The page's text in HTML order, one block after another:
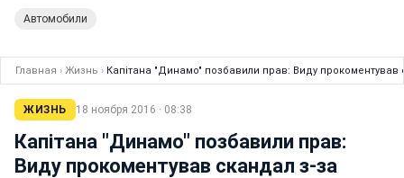
Автомобили
Главная › Жизнь › Капітана "Динамо" позбавили прав: Виду прокоментував
ЖИЗНЬ 18 ноября 2016 · 08:38
Капітана "Динамо" позбавили прав:
Виду прокоментував скандал з-за